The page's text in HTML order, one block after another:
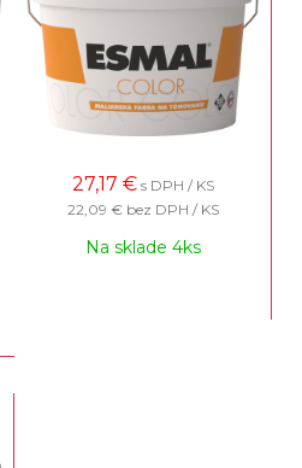
27,17 € s DPH / KS
22,09 € bez DPH / KS
Na sklade 4ks